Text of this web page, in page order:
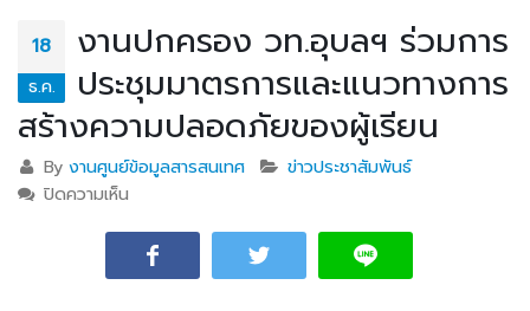
18
ธ.ค.
งานปกครอง วท.อุบลฯ ร่วมการ
ประชุมมาตรการและแนวทางการ
สร้างความปลอดภัยของผู้เรียน
Byงานศูนย์ข้อมูลสารสนเทศ
ข่าวประชาสัมพันธ์
ปิดความเห็น